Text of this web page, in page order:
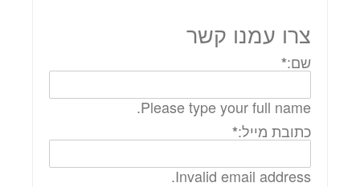
צרו עמנו קשר
שם:*
Please type your full name.
כתובת מייל:*
Invalid email address.